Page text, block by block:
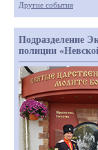
Другие события
Подразделение
полиции